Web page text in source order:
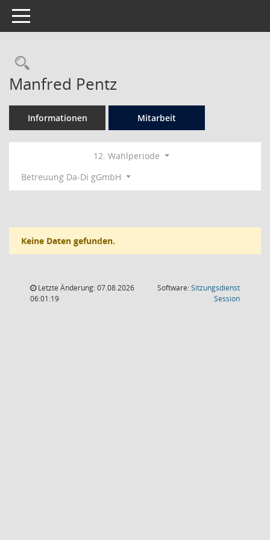
Toggle navigation
Rechercheauswahl
Manfred Pentz
Informationen Mitarbeit
12. Wahlperiode
Betreuung Da-Di gGmbH
Keine Daten gefunden.
Letzte Änderung: 07.08.2026
06:01:19
Software:Sitzungsdienst
Session(Wird in